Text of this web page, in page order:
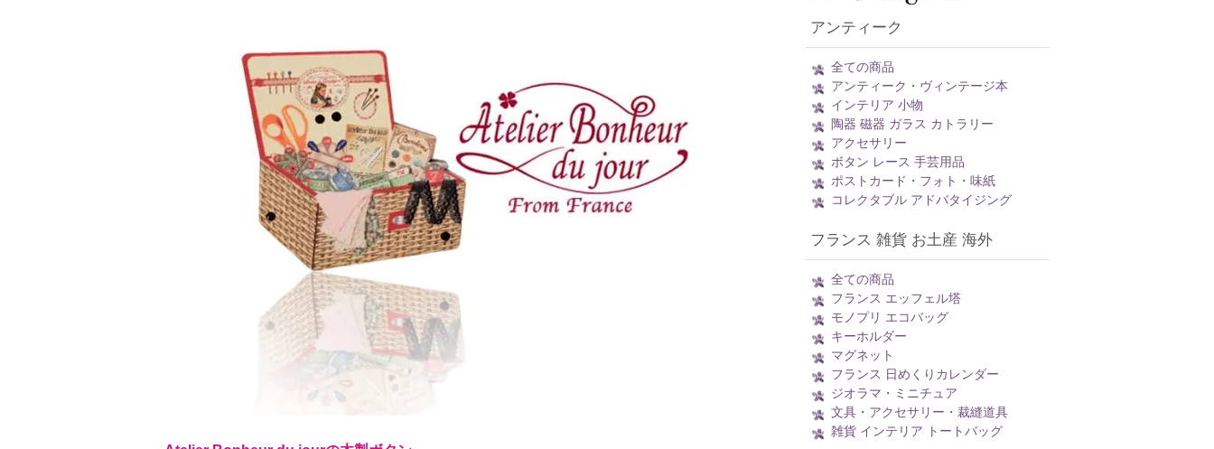
アンティーク
全ての商品
アンティーク・ヴィンテージ本
インテリア 小物
陶器 磁器 ガラス カトラリー
アクセサリー
ボタン レース 手芸用品
ポストカード・フォト・味紙
コレクタブル アドバタイジング
フランス 雑貨 お土産 海外
全ての商品
フランス エッフェル塔
モノプリ エコバッグ
キーホルダー
マグネット
フランス 日めくりカレンダー
ジオラマ・ミニチュア
文具・アクセサリー・裁縫道具
雑貨 インテリア トートバッグ